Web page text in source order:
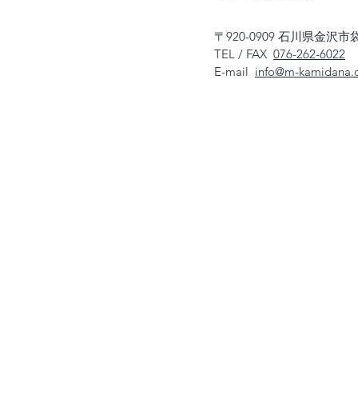
〒920-0909 石川県金沢市
TEL / FAX 076-262-6022
E-mail info@m-